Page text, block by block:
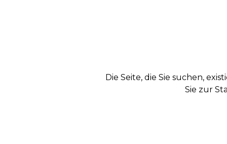
Die Seite, die Sie suchen,
Sie zur